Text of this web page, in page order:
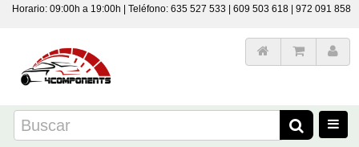
Horario: 09:00h a 19:00h | Teléfono: 635 527 533 | 609 503 618 | 972 091 858